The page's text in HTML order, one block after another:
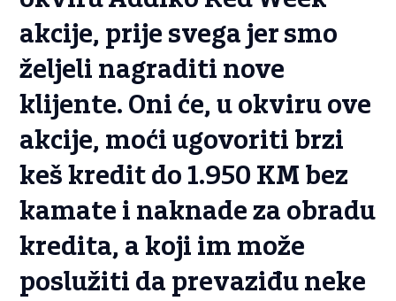
akcije, prije svega jer smo
željeli nagraditi nove
klijente. Oni će, u okviru ove
akcije, moći ugovoriti brzi
keš kredit do 1.950 KM bez
kamate i naknade za obradu
kredita, a koji im može
poslužiti da prevaziđu neke